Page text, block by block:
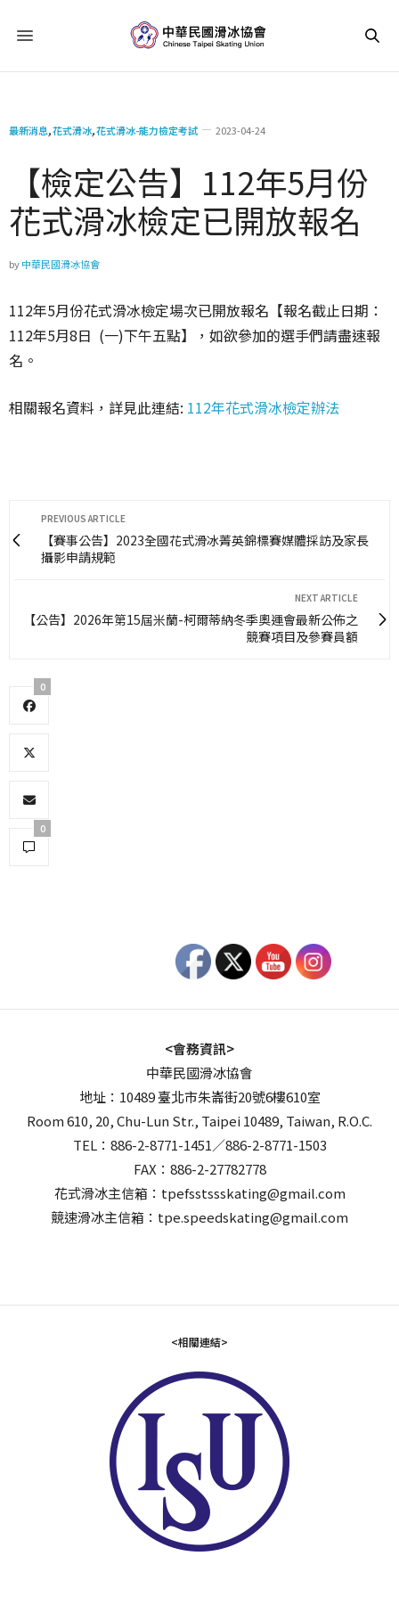
最新消息,花式滑冰,花式滑冰-能力檢定考試 2023-04-24
【檢定公告】112年5月份
花式滑冰檢定已開放報名
by中華民國滑冰協會
112年5月份花式滑冰檢定場次已開放報名【報名截止日期：
112年5月8日 (一)下午五點】，如欲參加的選手們請盡速報
名。
相關報名資料，詳見此連結: 112年花式滑冰檢定辦法
PREVIOUS ARTICLE
【賽事公告】2023全國花式滑冰菁英錦標賽媒體採訪及家長
攝影申請規範
NEXT ARTICLE
【公告】2026年第15屆米蘭-柯爾蒂納冬季奧運會最新公佈之
競賽項目及參賽員額
0
0
<會務資訊>
中華民國滑冰協會
地址：10489 臺北市朱崙街20號6樓610室
Room 610, 20, Chu-Lun Str., Taipei 10489, Taiwan, R.O.C.
TEL：886-2-8771-1451／886-2-8771-1503
FAX：886-2-27782778
花式滑冰主信箱：tpefsstssskating@gmail.com
競速滑冰主信箱：tpe.speedskating@gmail.com
<相關連結>